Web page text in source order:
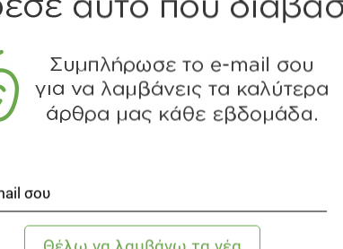
όρο προβιοτικά αναφερόμαστε σε "ζωντανούς
αποικίζουν το πεπτικό μας, οι οποίοι
την υγεία". Διακρίνονται μάλιστα δύο
γένος Bifidobacterium (μπιφιδοβακτήρια) και
πολλές υποκατηγορίες.
έχουν υποστεί ζύμωση, όπως το γιαούρτι
Τα τελευταία χρόνια όμως, στη
με περισσότερα ζωντανά
των προϊόντων στην υγεία. Την ίδια
στην αγορά σκευάσματα προβιοτικών